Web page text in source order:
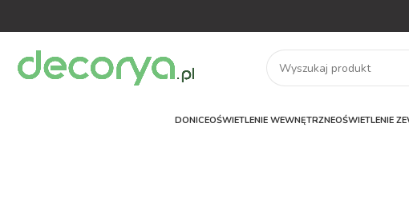
DONICEOŚWIETLENIE WEWNĘTRZNEOŚWIETLENIE